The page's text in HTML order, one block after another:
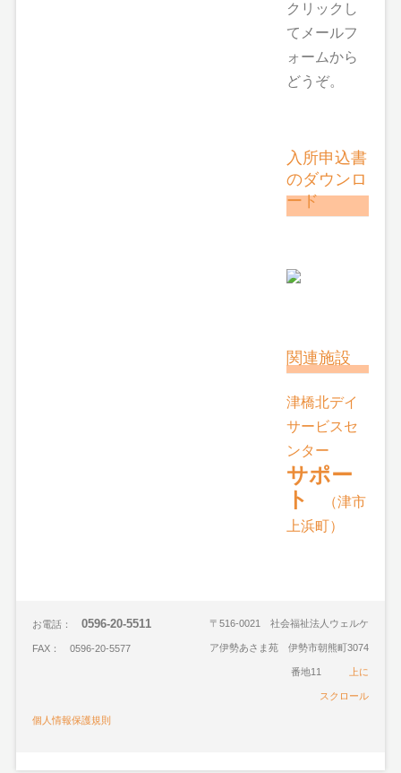
クリックし
てメールフ
ォームから
どうぞ。
入所申込書
のダウンロ
ード
関連施設
津橋北デイ
サービスセ
ンター
サポー
ト
（津市
上浜町）
お電話：0596-20-5511
FAX： 0596-20-5577
〒516-0021 社会福祉法人ウェルケ
ア伊勢あさま苑 伊勢市朝熊町3074
番地11 上に
スクロール
個人情報保護規則